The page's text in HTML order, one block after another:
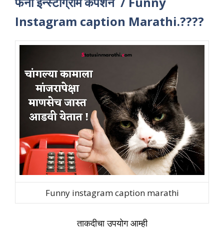
Instagram caption Marathi.????
Funny instagram caption marathi
ताकदीचा उपयोग आम्ही